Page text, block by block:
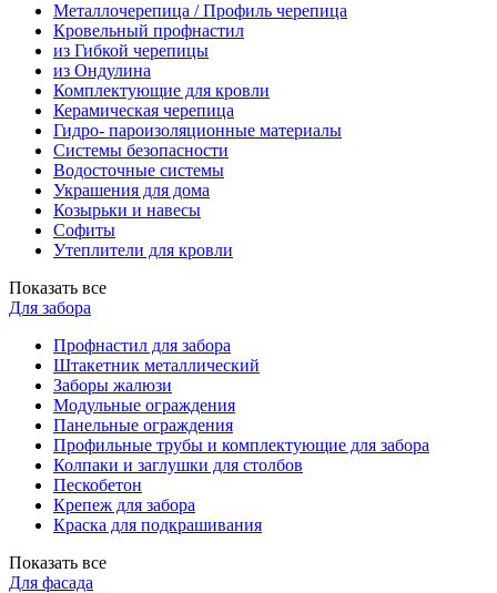
Металлочерепица / Профиль черепица
Кровельный профнастил
из Гибкой черепицы
из Ондулина
Комплектующие для кровли
Керамическая черепица
Гидро- пароизоляционные материалы
Системы безопасности
Водосточные системы
Украшения для дома
Козырьки и навесы
Софиты
Утеплители для кровли
Показать все
Для забора
Профнастил для забора
Штакетник металлический
Заборы жалюзи
Модульные ограждения
Панельные ограждения
Профильные трубы и комплектующие для забора
Колпаки и заглушки для столбов
Пескобетон
Крепеж для забора
Краска для подкрашивания
Показать все
Для фасада